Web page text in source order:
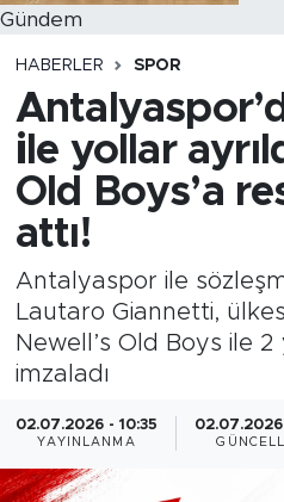
Gündem
HABERLER SPOR
ile yollar
Old Boys’a
attı!
Antalyaspor ile
Lautaro Giannetti,
Newell’s Old Boys ile 2
imzaladı
02.07.2026 - 10:35
YAYINLANMA